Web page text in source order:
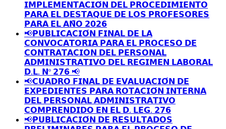
𝗜𝗠𝗣𝗟𝗘𝗠𝗘𝗡𝗧𝗔𝗖𝗜𝗢́𝗡 𝗗𝗘𝗟 𝗣𝗥𝗢𝗖𝗘𝗗𝗜𝗠𝗜𝗘𝗡𝗧𝗢
𝗣𝗔𝗥𝗔 𝗘𝗟 𝗗𝗘𝗦𝗧𝗔𝗤𝗨𝗘 𝗗𝗘 𝗟𝗢𝗦 𝗣𝗥𝗢𝗙𝗘𝗦𝗢𝗥𝗘𝗦
𝗣𝗔𝗥𝗔 𝗘𝗟 𝗔𝗡̃𝗢 𝟮𝟬𝟮𝟲
📢𝗣𝗨𝗕𝗟𝗜𝗖𝗔𝗖𝗜𝗢́𝗡 𝗙𝗜𝗡𝗔𝗟 𝗗𝗘 𝗟𝗔
𝗖𝗢𝗡𝗩𝗢𝗖𝗔𝗧𝗢𝗥𝗜𝗔 𝗣𝗔𝗥𝗔 𝗘𝗟 𝗣𝗥𝗢𝗖𝗘𝗦𝗢 𝗗𝗘
𝗖𝗢𝗡𝗧𝗥𝗔𝗧𝗔𝗖𝗜𝗢𝗡 𝗗𝗘𝗟 𝗣𝗘𝗥𝗦𝗢𝗡𝗔𝗟
𝗔𝗗𝗠𝗜𝗡𝗜𝗦𝗧𝗥𝗔𝗧𝗜𝗩𝗢 𝗗𝗘𝗟 𝗥𝗘𝗚𝗜𝗠𝗘𝗡 𝗟𝗔𝗕𝗢𝗥𝗔𝗟
𝗗.𝗟. 𝗡º 𝟮𝟳𝟲 📢
📢𝗖𝗨𝗔𝗗𝗥𝗢 𝗙𝗜𝗡𝗔𝗟 𝗗𝗘 𝗘𝗩𝗔𝗟𝗨𝗔𝗖𝗜𝗢́𝗡 𝗗𝗘
𝗘𝗫𝗣𝗘𝗗𝗜𝗘𝗡𝗧𝗘𝗦 𝗣𝗔𝗥𝗔 𝗥𝗢𝗧𝗔𝗖𝗜𝗢́𝗡 𝗜𝗡𝗧𝗘𝗥𝗡𝗔
𝗗𝗘𝗟 𝗣𝗘𝗥𝗦𝗢𝗡𝗔𝗟 𝗔𝗗𝗠𝗜𝗡𝗜𝗦𝗧𝗥𝗔𝗧𝗜𝗩𝗢
𝗖𝗢𝗠𝗣𝗥𝗘𝗡𝗗𝗜𝗗𝗢 𝗘𝗡 𝗘𝗟 𝗗. 𝗟𝗘𝗚. 𝟮𝟳𝟲
📢𝗣𝗨𝗕𝗟𝗜𝗖𝗔𝗖𝗜𝗢́𝗡 𝗗𝗘 𝗥𝗘𝗦𝗨𝗟𝗧𝗔𝗗𝗢𝗦